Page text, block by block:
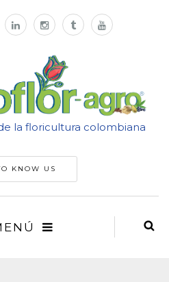
la floricultura colombiana
KNOW US